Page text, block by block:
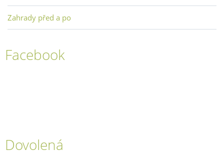
Zahrady před a po
Facebook
Dovolená